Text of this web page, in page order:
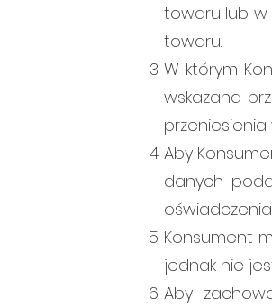
towaru lub w
towaru.
W którym
wskazana
Aby
danych
Konsument
jednak nie
Aby